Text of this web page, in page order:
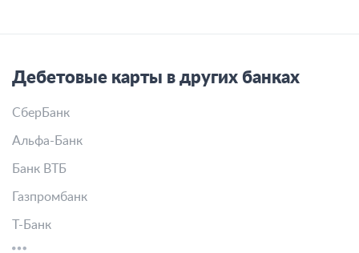
Дебетовые карты в других банках
СберБанк
Альфа-Банк
Банк ВТБ
Газпромбанк
Т-Банк